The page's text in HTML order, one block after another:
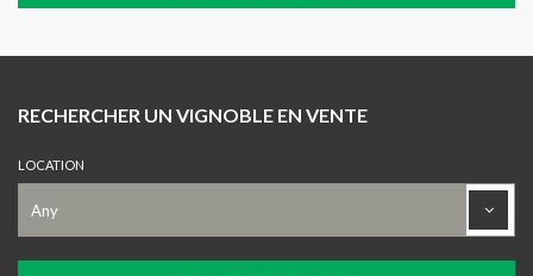
RECHERCHER UN VIGNOBLE EN VENTE
LOCATION